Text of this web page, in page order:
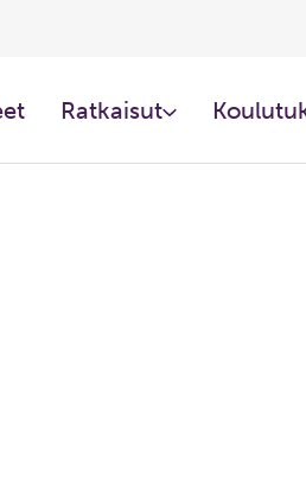
Ratkaisut​